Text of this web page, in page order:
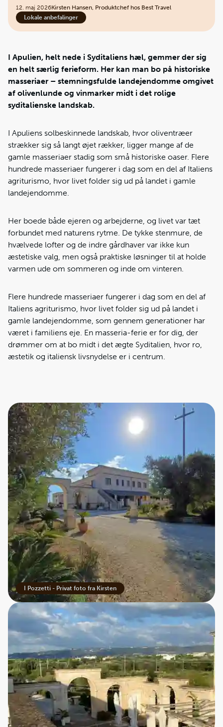
12. maj 2026Kirsten Hansen, Produktchef hos Best Travel
Lokale anbefalinger
I Apulien, helt nede i Syditaliens hæl, gemmer der sig
en helt særlig ferieform. Her kan man bo på historiske
masseriaer – stemningsfulde landejendomme omgivet
af olivenlunde og vinmarker midt i det rolige
syditalienske landskab.
I Apuliens solbeskinnede landskab, hvor oliventræer
strækker sig så langt øjet rækker, ligger mange af de
gamle masseriaer stadig som små historiske oaser. Flere
hundrede masseriaer fungerer i dag som en del af Italiens
agriturismo, hvor livet folder sig ud på landet i gamle
landejendomme.
Her boede både ejeren og arbejderne, og livet var tæt
forbundet med naturens rytme. De tykke stenmure, de
hvælvede lofter og de indre gårdhaver var ikke kun
æstetiske valg, men også praktiske løsninger til at holde
varmen ude om sommeren og inde om vinteren.
Flere hundrede masseriaer fungerer i dag som en del af
Italiens agriturismo, hvor livet folder sig ud på landet i
gamle landejendomme, som gennem generationer har
været i familiens eje. En masseria-ferie er for dig, der
drømmer om at bo midt i det ægte Syditalien, hvor ro,
æstetik og italiensk livsnydelse er i centrum.
En masseria er mere end et hotel
Det er en ferieform præget af nærvær, autenticitet og
ægte italiensk gæstfrihed. Mange af de gamle
landbrugsejendomme er i dag nænsomt restaureret og
fungerer som små familiedrevne hoteller, hvor livet leves
i et roligere tempo med en afslappet livsrytme.
I Pozzetti - Privat foto fra Kirsten